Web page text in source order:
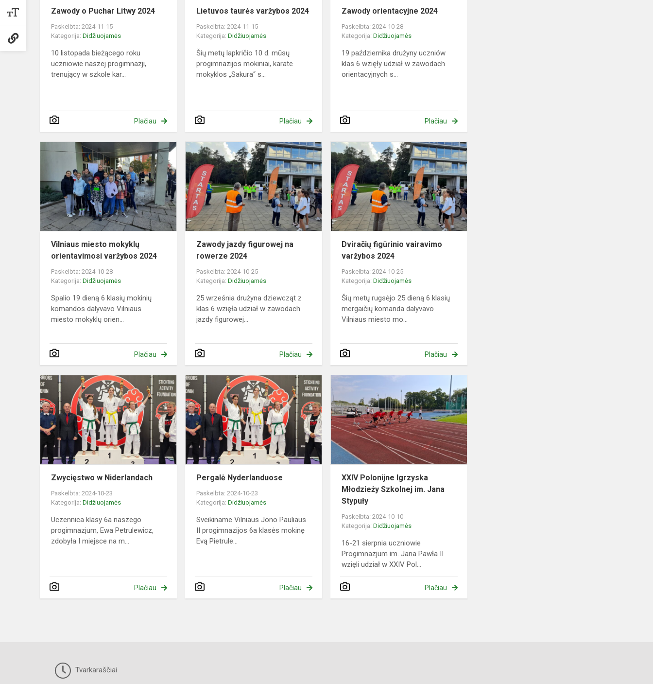
Zawody o Puchar Litwy 2024
Paskelbta: 2024-11-15
Kategorija: Didžiuojamės
10 listopada bieżącego roku
uczniowie naszej progimnazji,
trenujący w szkole kar...
Plačiau
Lietuvos taurės varžybos 2024
Paskelbta: 2024-11-15
Kategorija:Didžiuojamės
Šių metų lapkričio 10 d. mūsų
progimnazijos mokiniai, karate
mokyklos „Sakura“ s...
Plačiau
Zawody orientacyjne 2024
Paskelbta: 2024-10-28
Kategorija:Didžiuojamės
19 października drużyny uczniów
klas 6 wzięły udział w zawodach
orientacyjnych s...
Plačiau
Vilniaus
miesto
mokyklų
orientavimosi
varžybos
2024
Vilniaus miesto mokyklų
orientavimosi varžybos 2024
Paskelbta: 2024-10-28
Kategorija: Didžiuojamės
Spalio 19 dieną 6 klasių mokinių
komandos dalyvavo Vilniaus
miesto mokyklų orien...
Plačiau
Zawody
jazdy
figurowej
na
rowerze
2024
Zawody jazdy figurowej na
rowerze 2024
Paskelbta: 2024-10-25
Kategorija:Didžiuojamės
25 września drużyna dziewcząt z
klas 6 wzięła udział w zawodach
jazdy figurowej...
Plačiau
Dviračių
figūrinio
vairavimo
varžybos
2024
Dviračių figūrinio vairavimo
varžybos 2024
Paskelbta: 2024-10-25
Kategorija:Didžiuojamės
Šių metų rugsėjo 25 dieną 6 klasių
mergaičių komanda dalyvavo
Vilniaus miesto mo...
Plačiau
Zwycięstwo
Niderlandach
Zwycięstwo w Niderlandach
Paskelbta: 2024-10-23
Kategorija: Didžiuojamės
Uczennica klasy 6a naszego
progimnazjum, Ewa Petrulewicz,
zdobyła I miejsce na m...
Plačiau
Nyderlanduose
Pergalė Nyderlanduose
Paskelbta: 2024-10-23
Kategorija:Didžiuojamės
Sveikiname Vilniaus Jono Pauliaus
II progimnazijos 6a klasės mokinę
Evą Pietrule...
Plačiau
Polonijne
Igrzyska
Młodzieży
Szkolnej
im.
Jana
Stypuły
XXIV Polonijne Igrzyska
Młodzieży Szkolnej im. Jana
Stypuły
Paskelbta: 2024-10-10
Kategorija:Didžiuojamės
16-21 sierpnia uczniowie
Progimnazjum im. Jana Pawła II
wzięli udział w XXIV Pol...
Plačiau
Tvarkaraščiai